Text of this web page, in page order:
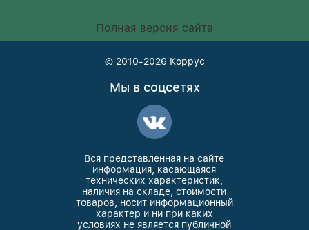
Полная версия сайта
© 2010-2026 Коррус
Мы в соцсетях
Вся представленная на сайте
информация, касающаяся
технических характеристик,
наличия на складе, стоимости
товаров, носит информационный
характер и ни при каких
условиях не является публичной